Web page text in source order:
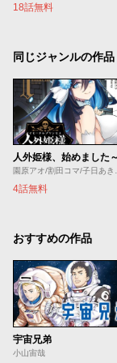
18話無料
同じジャンルの作品
園原ア
4話無料
おすすめの作品
宇宙兄弟
小山宙哉